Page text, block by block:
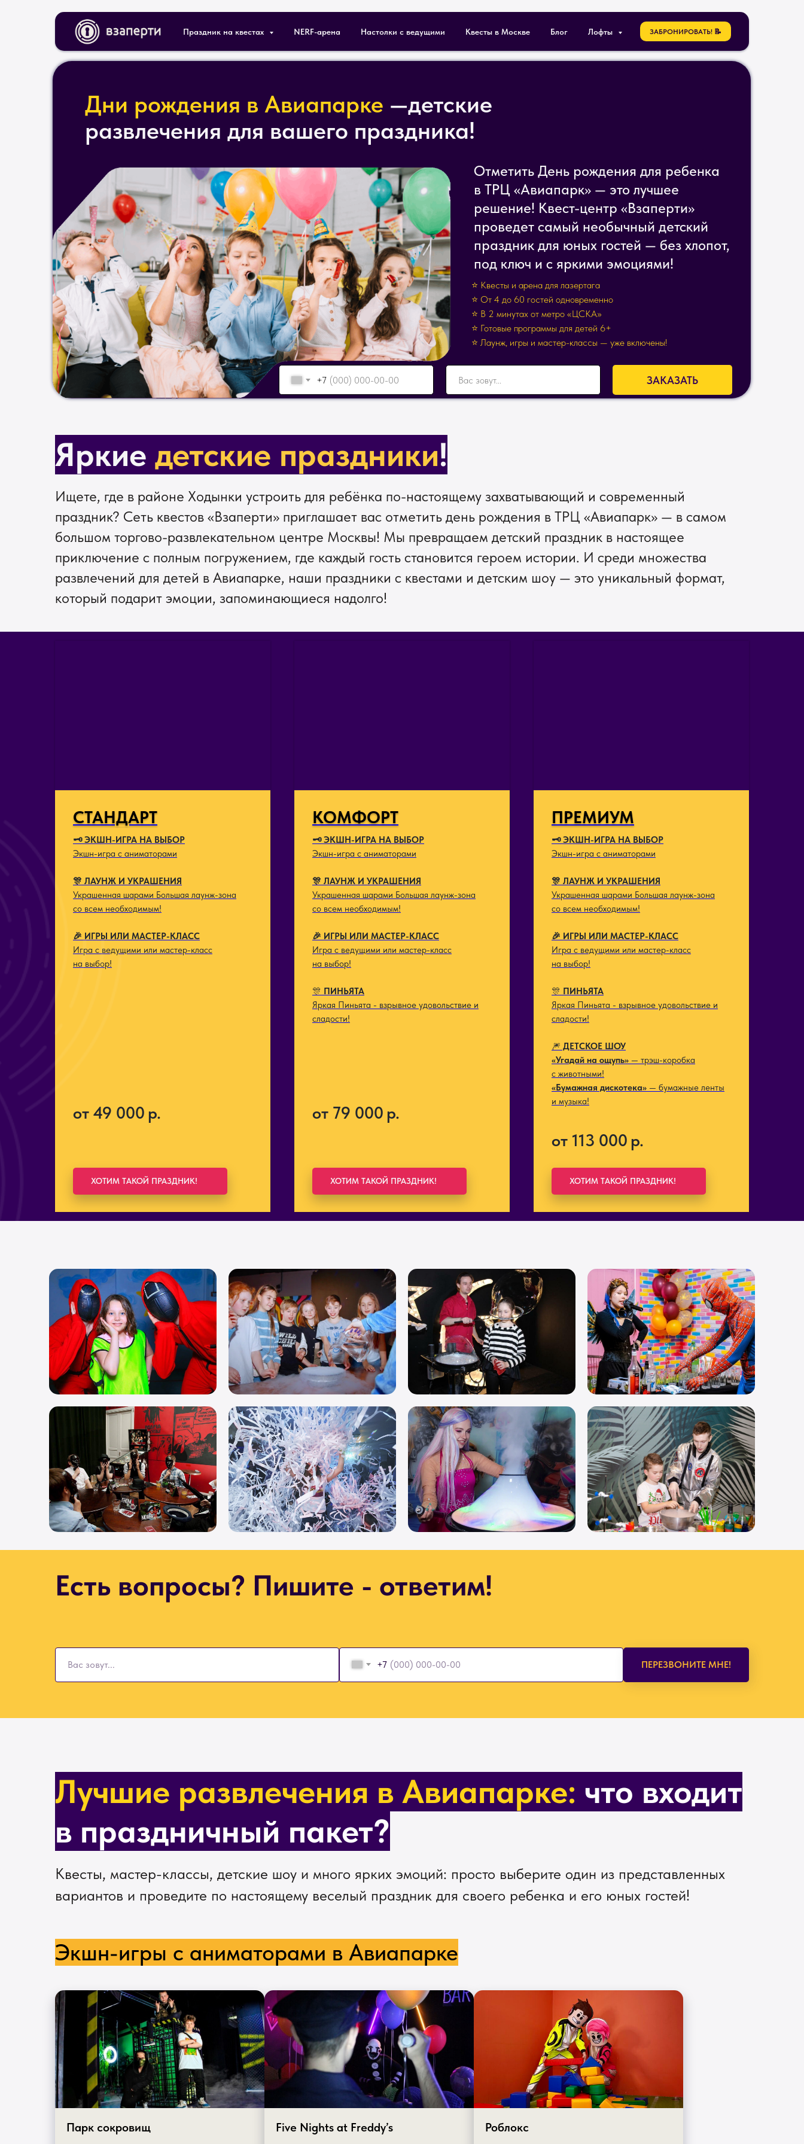
Праздник на квестах NERF-арена Настолки с ведущими Квесты в Москве Блог Лофты ЗАБРОНИРОВАТЬ! 📝
Дни рождения в Авиапарке —детские
развлечения для вашего праздника!
Отметить День рождения для ребенка
в ТРЦ «Авиапарк» — это лучшее
решение! Квест-центр «Взаперти»
проведет самый необычный детский
праздник для юных гостей — без хлопот,
под ключ и с яркими эмоциями!
+7 ЗАКАЗАТЬ
⭐ Квесты и арена для лазертага
⭐ От 4 до 60 гостей одновременно
⭐ В 2 минутах от метро «ЦСКА»
⭐ Готовые программы для детей 6+
⭐ Лаунж, игры и мастер-классы — уже включены!
ЗАКАЗАТЬ
Яркие детские праздники!
Ищете, где в районе Ходынки устроить для ребёнка по-настоящему захватывающий и современный
праздник? Сеть квестов «Взаперти» приглашает вас отметить день рождения в ТРЦ «Авиапарк» — в самом
большом торгово-развлекательном центре Москвы! Мы превращаем детский праздник в настоящее
приключение с полным погружением, где каждый гость становится героем истории. И среди множества
развлечений для детей в Авиапарке, наши праздники с квестами и детским шоу — это уникальный формат,
который подарит эмоции, запоминающиеся надолго!
СТАНДАРТ
🗝️ ЭКШН-ИГРА НА ВЫБОР
Экшн-игра с аниматорами
🎊 ЛАУНЖ И УКРАШЕНИЯ
Украшенная шарами Большая лаунж-зона
со всем необходимым!
🎉 ИГРЫ ИЛИ МАСТЕР-КЛАСС
Игра с ведущими или мастер-класс
на выбор!
от 49 000 р.
ХОТИМ ТАКОЙ ПРАЗДНИК!
КОМФОРТ
🗝️ ЭКШН-ИГРА НА ВЫБОР
Экшн-игра с аниматорами
🎊 ЛАУНЖ И УКРАШЕНИЯ
Украшенная шарами Большая лаунж-зона
со всем необходимым!
🎉 ИГРЫ ИЛИ МАСТЕР-КЛАСС
Игра с ведущими или мастер-класс
на выбор!
🎊 ПИНЬЯТА
Яркая Пиньята - взрывное удовольствие и
сладости!
от 79 000 р.
ХОТИМ ТАКОЙ ПРАЗДНИК!
ПРЕМИУМ
🗝️ ЭКШН-ИГРА НА ВЫБОР
Экшн-игра с аниматорами
🎊 ЛАУНЖ И УКРАШЕНИЯ
Украшенная шарами Большая лаунж-зона
со всем необходимым!
🎉 ИГРЫ ИЛИ МАСТЕР-КЛАСС
Игра с ведущими или мастер-класс
на выбор!
🎊 ПИНЬЯТА
Яркая Пиньята - взрывное удовольствие и
сладости!
🎆 ДЕТСКОЕ ШОУ
«Угадай на ощупь» — трэш-коробка
с животными!
«Бумажная дискотека» — бумажные ленты
и музыка!
от 113 000 р.
ХОТИМ ТАКОЙ ПРАЗДНИК!
Есть вопросы? Пишите - ответим!
+7 ПЕРЕЗВОНИТЕ МНЕ!
Лучшие развлечения в Авиапарке: что входит
в праздничный пакет?
Квесты, мастер-классы, детские шоу и много ярких эмоций: просто выберите один из представленных
вариантов и проведите по настоящему веселый праздник для своего ребенка и его юных гостей!
Экшн-игры с аниматорами в Авиапарке
Парк сокровищ Five Nights at Freddy’s Роблокс